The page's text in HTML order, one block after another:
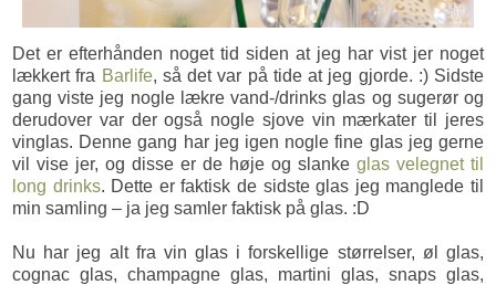
Det er efterhånden noget tid siden at jeg har vist jer noget
lækkert fra Barlife, så det var på tide at jeg gjorde. :) Sidste
gang viste jeg nogle lækre vand-/drinks glas og sugerør og
derudover var der også nogle sjove vin mærkater til jeres
vinglas. Denne gang har jeg igen nogle fine glas jeg gerne
vil vise jer, og disse er de høje og slanke glas velegnet til
long drinks. Dette er faktisk de sidste glas jeg manglede til
min samling – ja jeg samler faktisk på glas. :D
Nu har jeg alt fra vin glas i forskellige størrelser, øl glas,
cognac glas, champagne glas, martini glas, snaps glas,